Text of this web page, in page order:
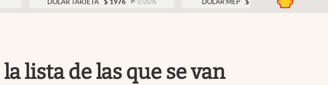
USA
DÓLAR TARJETA $ 1976 0.00% DÓLAR MEP $ 1526,03
lista de las que se van